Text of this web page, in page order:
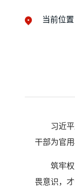
当前位置
习近平
干部为官
筑牢权力
畏意识，